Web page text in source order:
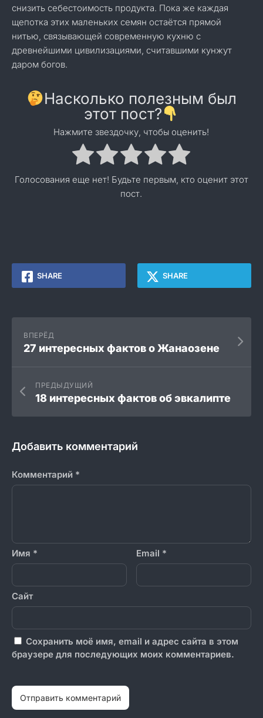
снизить себестоимость продукта. Пока же каждая
щепотка этих маленьких семян остаётся прямой
нитью, связывающей современную кухню с
древнейшими цивилизациями, считавшими кунжут
даром богов.
Насколько полезным был
этот пост?
Нажмите звездочку, чтобы оценить!
Голосования еще нет! Будьте первым, кто оценит этот
пост.
SHARE SHARE
ВПЕРЁД
27 интересных фактов о Жанаозене
ПРЕДЫДУЩИЙ
18 интересных фактов об эвкалипте
Добавить комментарий
Комментарий *
Имя * Email *
Сайт
Сохранить моё имя, email и адрес сайта в этом
браузере для последующих моих комментариев.